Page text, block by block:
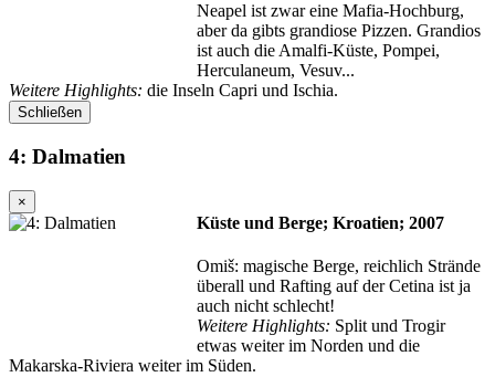
Neapel ist zwar eine Mafia-Hochburg,
aber da gibts grandiose Pizzen. Grandios
ist auch die Amalfi-Küste, Pompei,
Herculaneum, Vesuv...
Weitere Highlights: die Inseln Capri und Ischia.
Schließen
4: Dalmatien
×
Küste und Berge; Kroatien; 2007
Omiš: magische Berge, reichlich Strände
überall und Rafting auf der Cetina ist ja
auch nicht schlecht!
Weitere Highlights: Split und Trogir
etwas weiter im Norden und die
Makarska-Riviera weiter im Süden.